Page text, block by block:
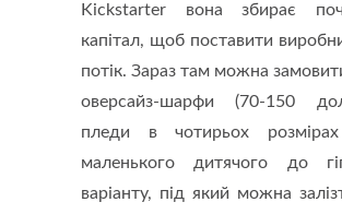
Kickstarter вона збирає
капітал, щоб поставити
потік. Зараз там можна
оверсайз-шарфи (70-150
пледи в чотирьох
маленького дитячого до
варіанту, під який можна